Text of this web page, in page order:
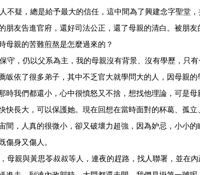
疑，總是給予最大的信任，這中間為了興建念字聖堂，
朋友告進官府，還好司法公正，還了母親的清白。被朋友
母親的苦難煎熬是怎麼過來的？
，仍以父系為主，我的母親沒有背景、沒有學歷，只有
皈依了很多弟子，其中不乏官大就學問大的人，因母親的
時我們都還小，心中很憤怒又不捨，想找他理論，可是母
快長大，可以保護她。現在回想在當時面對的杯葛、孤立
間，人真的很微小，卻又破壞力超強，因為妒忌，小小
傷身又傷人。
親與黃思苓叔叔等人，連夜的趕路，找人聯署，並在內